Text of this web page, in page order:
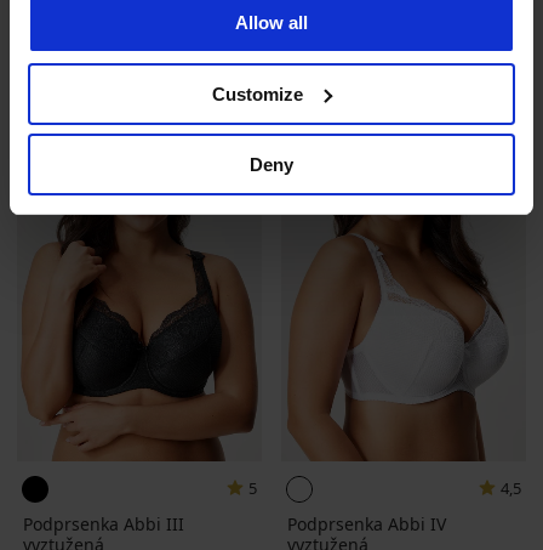
Allow all
Customize
Deny
Sleva
510 KčPůvodní cena
1 699 Kč
vyztužená
1 649 Kč
5
Podprsenka Abbi III
vyztužená
4,5
Podprsenka Abbi IV
vyztužená